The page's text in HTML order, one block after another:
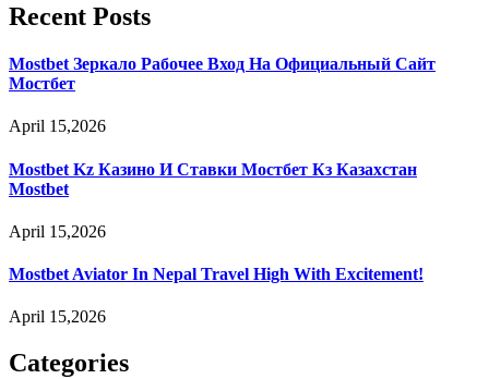
Recent Posts
Mostbet Зеркало Рабочее Вход На Официальный Сайт
Мостбет
April 15,2026
Mostbet Kz Казино И Ставки Мостбет Кз Казахстан
Mostbet
April 15,2026
Mostbet Aviator In Nepal Travel High With Excitement!
April 15,2026
Categories